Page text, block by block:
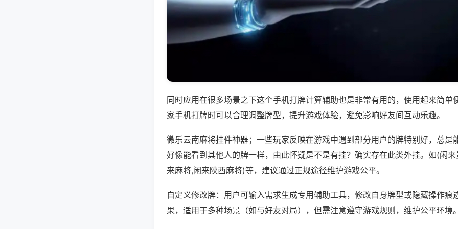
同时应用在很多场景之下这个手机打牌计算辅助也是非常有用的，使用起来简单
家手机打牌时可以合理调整牌型，提升游戏体验，避免影响好友间互动乐趣。
微乐云南麻将挂件神器；一些玩家反映在游戏中遇到部分用户的牌特别好，总是
好像能看到其他人的牌一样，由此怀疑是不是有挂？确实存在此类外挂。如(闲
来麻将,闲来陕西麻将)等，建议通过正规途径维护游戏公平。
自定义修改牌：用户可输入需求生成专用辅助工具，修改自身牌型或隐藏操作痕
果，适用于多种场景（如与好友对局），但需注意遵守游戏规则，维护公平环境